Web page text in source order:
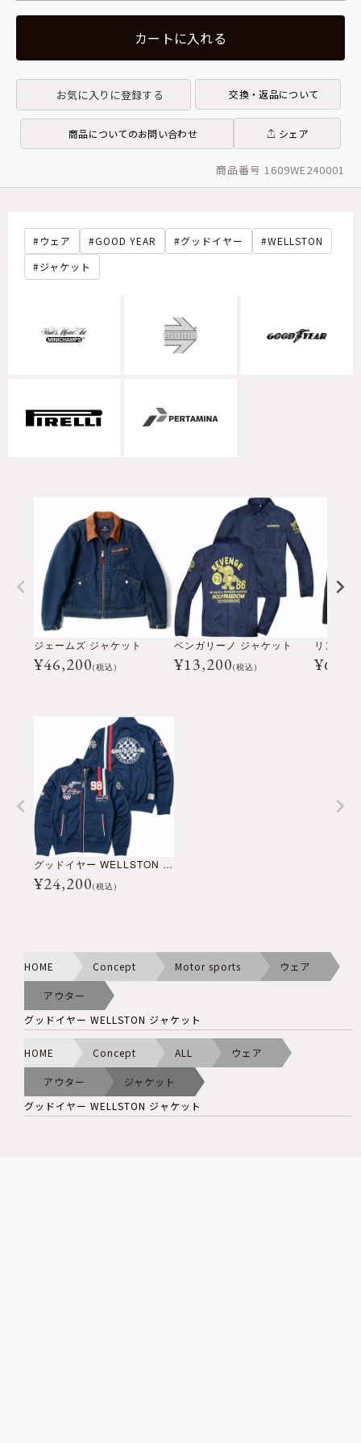
カートに入れる
お気に入りに登録する 交換・返品について
商品についてのお問い合わせ シェア
商品番号 1609WE240001
ウェア GOOD YEAR グッドイヤー
WELLSTON
ジャケット
ジェームズ ジャケット
¥46,200(税込)
ベンガリーノ ジャケット
¥13,200(税込)
リンカー
¥
グッドイヤー WELLSTON ジャケット
¥24,200(税込)
HOME Concept Motor sports ウェア
アウター
グッドイヤー WELLSTON ジャケット
HOME Concept ALL ウェア
アウター
ジャケット
グッドイヤー WELLSTON ジャケット